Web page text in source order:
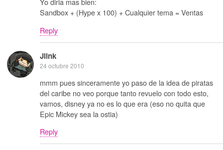
Sandbox + (Hype x 100) + Cualquier tema = Ventas
Reply
Jlink
24 octubre 2010
mmm pues sinceramente yo paso de la idea de piratas
del caribe no veo porque tanto revuelo con todo esto,
vamos, disney ya no es lo que era (eso no quita que
Epic Mickey sea la ostia)
Reply